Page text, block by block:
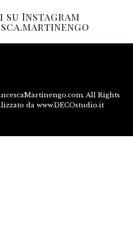
su Instagram
All Rights
da www.DECOstudio.it